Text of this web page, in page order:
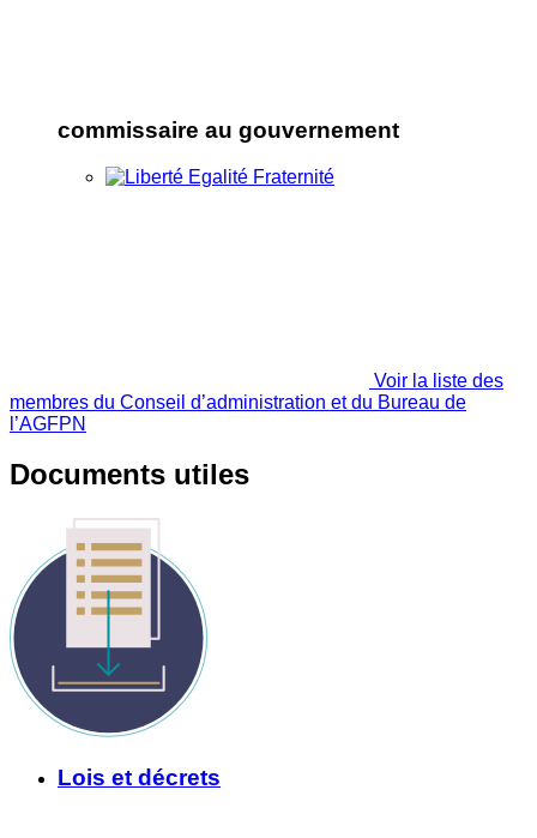
commissaire au gouvernement
Voir la liste des
membres du Conseil d’administration et du Bureau de
l’AGFPN
Documents utiles
Lois et décrets